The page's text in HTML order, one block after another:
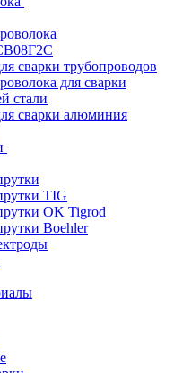
сварки трубопроводов
для сварки
стали
сварки алюминия
TIG
OK Tigrod
Boehler